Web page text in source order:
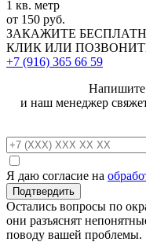
1 кв. метр
от 150 руб.
ЗАКАЖИТЕ
КЛИК ИЛИ
+7 (916) 365 66 59
Напишите
и наш менеджер
Я даю согласие на
Остались вопросы по
они разъяснят
поводу вашей проблемы.